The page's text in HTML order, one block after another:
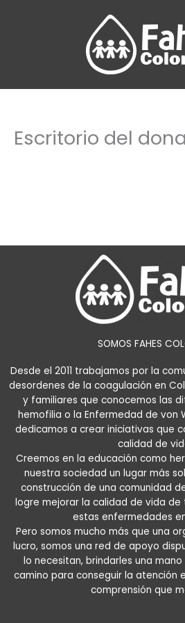
Escritorio del
SOMOS FAHES
Desde el 2011 trabajamos por la
desordenes de la coagulación en
y familiares que conocemos las
hemofilia o la Enfermedad de von
dedicamos a crear iniciativas que
calidad de
Creemos en la educación como
nuestra sociedad un lugar más
construcción de una comunidad
logre mejorar la calidad de vida
estas enfermedades
Pero somos mucho más que una
lucro, somos una red de apoyo
lo necesitan, brindarles una
camino para conseguir la atención
comprensión que